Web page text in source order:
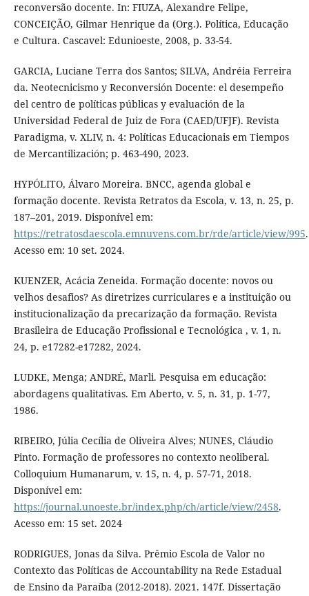
reconversão docente. In: FIUZA, Alexandre Felipe,
CONCEIÇÃO, Gilmar Henrique da (Org.). Política, Educação
e Cultura. Cascavel: Edunioeste, 2008, p. 33-54.
GARCIA, Luciane Terra dos Santos; SILVA, Andréia Ferreira
da. Neotecnicismo y Reconversión Docente: el desempeño
del centro de políticas públicas y evaluación de la
Universidad Federal de Juiz de Fora (CAED/UFJF). Revista
Paradigma, v. XLIV, n. 4: Políticas Educacionais em Tiempos
de Mercantilización; p. 463-490, 2023.
HYPÓLITO, Álvaro Moreira. BNCC, agenda global e
formação docente. Revista Retratos da Escola, v. 13, n. 25, p.
187–201, 2019. Disponível em:
https://retratosdaescola.emnuvens.com.br/rde/article/view/995.
Acesso em: 10 set. 2024.
KUENZER, Acácia Zeneida. Formação docente: novos ou
velhos desafios? As diretrizes curriculares e a instituição ou
institucionalização da precarização da formação. Revista
Brasileira de Educação Profissional e Tecnológica , v. 1, n.
24, p. e17282-e17282, 2024.
LUDKE, Menga; ANDRÉ, Marli. Pesquisa em educação:
abordagens qualitativas. Em Aberto, v. 5, n. 31, p. 1-77,
1986.
RIBEIRO, Júlia Cecília de Oliveira Alves; NUNES, Cláudio
Pinto. Formação de professores no contexto neoliberal.
Colloquium Humanarum, v. 15, n. 4, p. 57-71, 2018.
Disponível em:
https://journal.unoeste.br/index.php/ch/article/view/2458.
Acesso em: 15 set. 2024
RODRIGUES, Jonas da Silva. Prêmio Escola de Valor no
Contexto das Políticas de Accountability na Rede Estadual
de Ensino da Paraíba (2012-2018). 2021. 147f. Dissertação